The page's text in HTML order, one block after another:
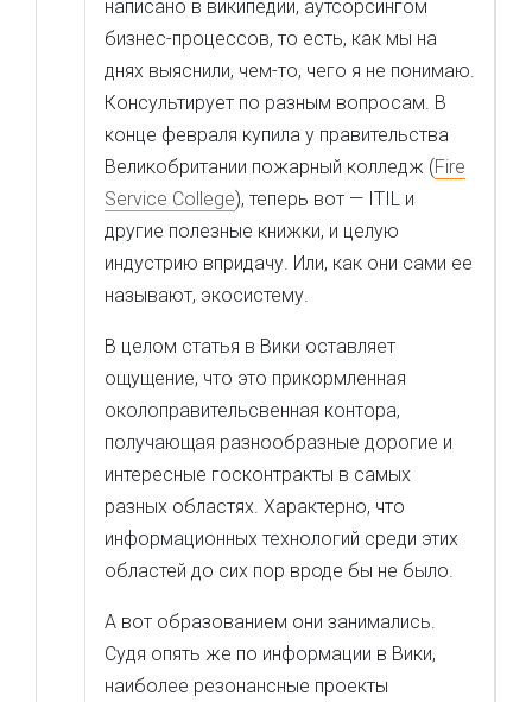
написано в википедии, аутсорсингом
бизнес-процессов, то есть, как мы на
днях выяснили, чем-то, чего я не понимаю.
Консультирует по разным вопросам. В
конце февраля купила у правительства
Великобритании пожарный колледж (Fire
Service College), теперь вот — ITIL и
другие полезные книжки, и целую
индустрию впридачу. Или, как они сами ее
называют, экосистему.
В целом статья в Вики оставляет
ощущение, что это прикормленная
околоправительсвенная контора,
получающая разнообразные дорогие и
интересные госконтракты в самых
разных областях. Характерно, что
информационных технологий среди этих
областей до сих пор вроде бы не было.
А вот образованием они занимались.
Судя опять же по информации в Вики,
наиболее резонансные проекты